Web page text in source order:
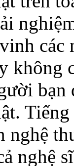
các
không
bạn
nghệ
nghệ